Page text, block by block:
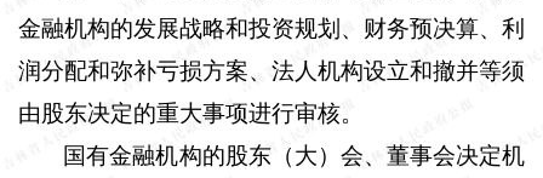
金融机构的发展战略和投资规划、财务预决算、利
润分配和弥补亏损方案、法人机构设立和撤并等须
由股东决定的重大事项进行审核。
国有金融机构的股东（大）会、董事会决定机